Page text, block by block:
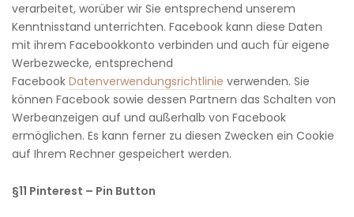
verarbeitet, worüber wir Sie entsprechend unserem
Kenntnisstand unterrichten. Facebook kann diese Daten
mit ihrem Facebookkonto verbinden und auch für eigene
Werbezwecke, entsprechend
Facebook Datenverwendungsrichtlinie verwenden. Sie
können Facebook sowie dessen Partnern das Schalten von
Werbeanzeigen auf und außerhalb von Facebook
ermöglichen. Es kann ferner zu diesen Zwecken ein Cookie
auf Ihrem Rechner gespeichert werden.
§11 Pinterest – Pin Button